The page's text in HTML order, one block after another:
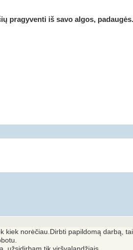
pragyventi iš savo algos, padaugės.
kiek norėčiau.Dirbti papildomą darbą,